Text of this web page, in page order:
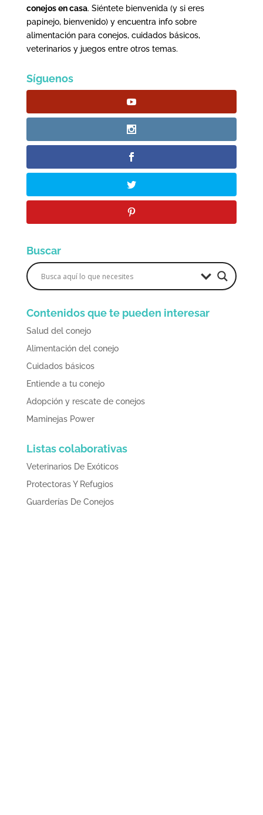
conejos en casa. Siéntete bienvenida (y si eres
papinejo, bienvenido) y encuentra info sobre
alimentación para conejos, cuidados básicos,
veterinarios y juegos entre otros temas.
Síguenos
Buscar
Contenidos que te pueden interesar
Salud del conejo
Alimentación del conejo
Cuidados básicos
Entiende a tu conejo
Adopción y rescate de conejos
Maminejas Power
Listas colaborativas
Veterinarios De Exóticos
Protectoras Y Refugios
Guarderías De Conejos